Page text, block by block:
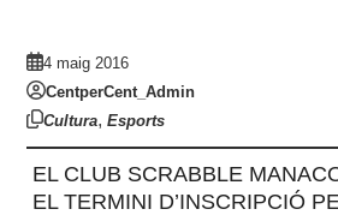
4 maig 2016
CentperCent_Admin
Cultura,Esports
EL CLUB SCRABBLE
EL TERMINI D’INSCRIPCIÓ